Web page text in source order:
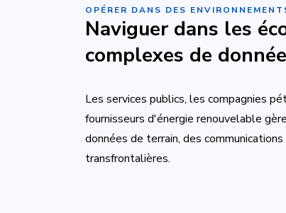
OPÉRER DANS DES
Naviguer dans les
complexes de
Les services publics, les compagnies
fournisseurs d'énergie renouvelable
données de terrain, des
transfrontalières.